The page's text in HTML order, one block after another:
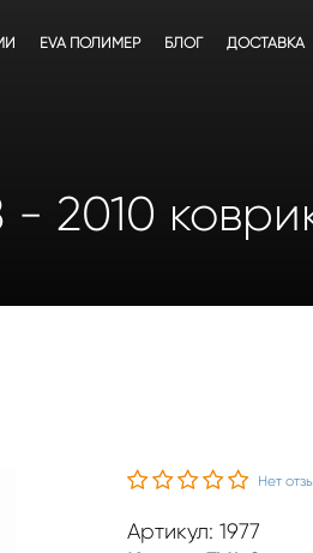
EVA ПОЛИМЕР БЛОГ ДОСТАВКА
2010
Нет
Артикул: 1977